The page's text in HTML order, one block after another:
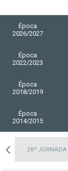
Época
2026/2027
Época
2022/2023
Época
2018/2019
Época
2014/2015
28ª JORNADA